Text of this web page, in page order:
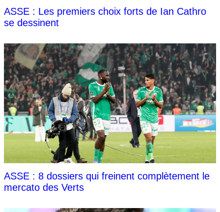
ASSE : Les premiers choix forts de Ian Cathro
se dessinent
ASSE : 8 dossiers qui freinent complètement le
mercato des Verts